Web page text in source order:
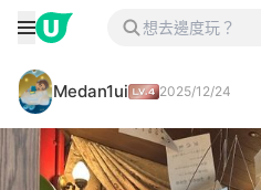
Medan1ui 2025/12/24